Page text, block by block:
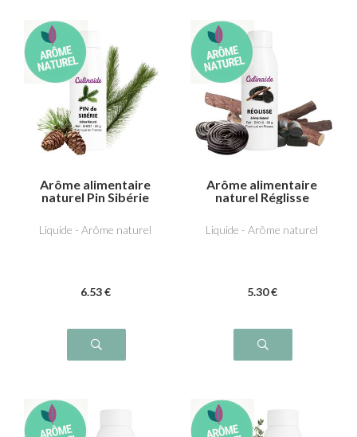
Arôme alimentaire
naturel Pin Sibérie
Liquide - Arôme naturel
6.53 €
Arôme alimentaire
naturel Réglisse
Liquide - Arôme naturel
5.30 €